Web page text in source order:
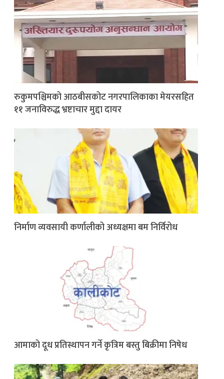
रुकुमपश्चिमको आठबीसकोट नगरपालिकाका मेयरसहित
११ जनाविरुद्ध भ्रष्टाचार मुद्दा दायर
निर्माण व्यवसायी कर्णालीको अध्यक्षमा बम निर्विरोध
आमाको दूध प्रतिस्थापन गर्ने कृत्रिम बस्तु बिक्रीमा निषेध